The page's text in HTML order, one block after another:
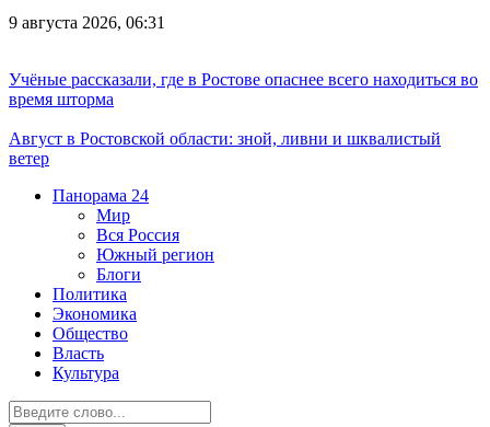
9 августа 2026, 06:31
Учёные рассказали, где в Ростове опаснее всего находиться во
время шторма
Август в Ростовской области: зной, ливни и шквалистый
ветер
Панорама 24
Мир
Вся Россия
Южный регион
Блоги
Политика
Экономика
Общество
Власть
Культура